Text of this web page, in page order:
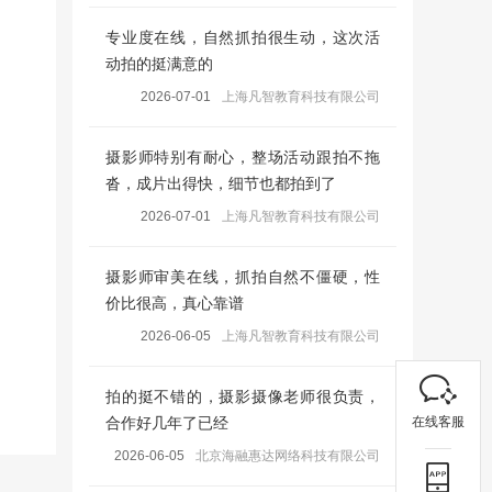
专业度在线，自然抓拍很生动，这次活
动拍的挺满意的
2026-07-01 上海凡智教育科技有限公司
摄影师特别有耐心，整场活动跟拍不拖
沓，成片出得快，细节也都拍到了
2026-07-01 上海凡智教育科技有限公司
摄影师审美在线，抓拍自然不僵硬，性
价比很高，真心靠谱
2026-06-05 上海凡智教育科技有限公司
拍的挺不错的，摄影摄像老师很负责，
合作好几年了已经
2026-06-05 北京海融惠达网络科技有限公司
在线客服